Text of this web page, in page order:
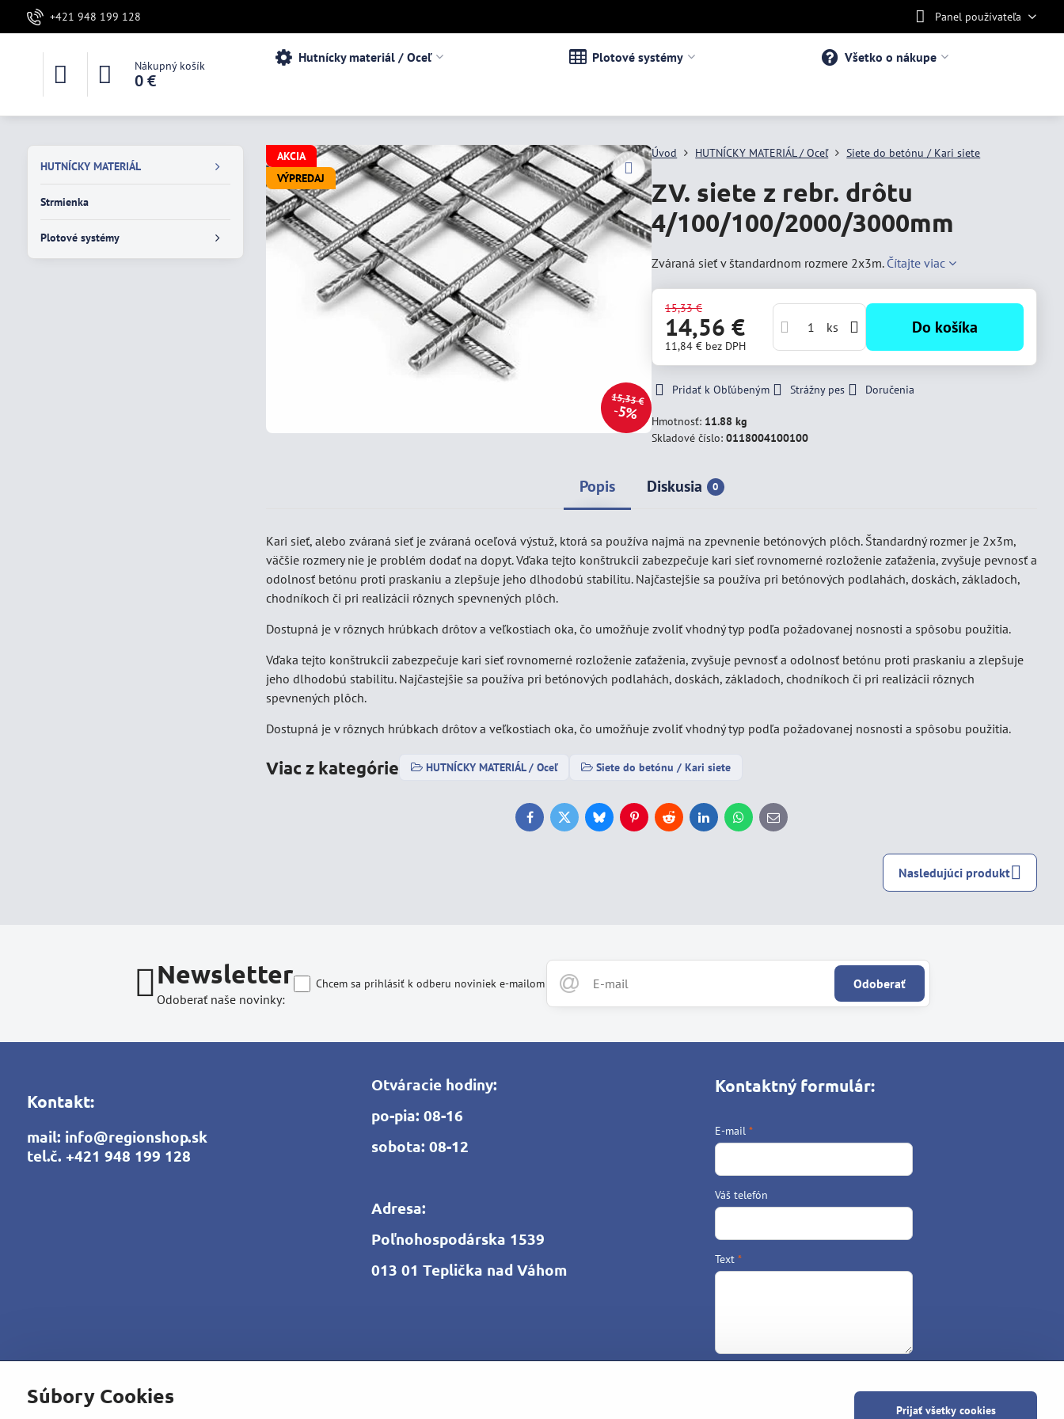
+421 948 199 128 Panel používateľa
Nákupný košík
0 €
Hutnícky materiál / Oceľ Plotové systémy Všetko o nákupe
AKCIA
VÝPREDAJ
15,33 €
5%
Úvod HUTNÍCKY MATERIÁL / Oceľ Siete do betónu / Kari siete
ZV. siete z rebr. drôtu
4/100/100/2000/3000mm
Zváraná sieť v štandardnom rozmere 2x3m. Čítajte viac
15,33 €
14,56 €
11,84 € bez DPH
ks Do košíka
Pridať k Obľúbeným Strážny pes Doručenia
Hmotnosť: 11.88 kg
Skladové číslo:0118004100100
Popis Diskusia 0
Kari sieť, alebo zváraná sieť je zváraná oceľová výstuž, ktorá sa používa najmä na zpevnenie betónových plôch. Štandardný rozmer je 2x3m,
väčšie rozmery nie je problém dodať na dopyt. Vďaka tejto konštrukcii zabezpečuje kari sieť rovnomerné rozloženie zaťaženia, zvyšuje pevnosť a
odolnosť betónu proti praskaniu a zlepšuje jeho dlhodobú stabilitu. Najčastejšie sa používa pri betónových podlahách, doskách, základoch,
chodníkoch či pri realizácii rôznych spevnených plôch.
Dostupná je v rôznych hrúbkach drôtov a veľkostiach oka, čo umožňuje zvoliť vhodný typ podľa požadovanej nosnosti a spôsobu použitia.
Vďaka tejto konštrukcii zabezpečuje kari sieť rovnomerné rozloženie zaťaženia, zvyšuje pevnosť a odolnosť betónu proti praskaniu a zlepšuje
jeho dlhodobú stabilitu. Najčastejšie sa používa pri betónových podlahách, doskách, základoch, chodníkoch či pri realizácii rôznych
spevnených plôch.
Dostupná je v rôznych hrúbkach drôtov a veľkostiach oka, čo umožňuje zvoliť vhodný typ podľa požadovanej nosnosti a spôsobu použitia.
Viac z kategórie HUTNÍCKY MATERIÁL / Oceľ Siete do betónu / Kari siete
FacebookTwitterBlueskyPinterestRedditLinkedInWhatsApp
E-
mail
Nasledujúci produkt
HUTNÍCKY MATERIÁL
Strmienka
Plotové systémy
Newsletter
Odoberať naše novinky:
Odoberať
Chcem sa prihlásiť k odberu noviniek e-mailom
Kontakt:
mail: info@regionshop.sk
tel.č. +421 948 199 128
Otváracie hodiny:
po-pia: 08-16
sobota: 08-12
Adresa:
Poľnohospodárska 1539
013 01 Teplička nad Váhom
Kontaktný formulár:
E-mail*
Váš telefón
Text*
Súbory Cookies
Prijať všetky cookies